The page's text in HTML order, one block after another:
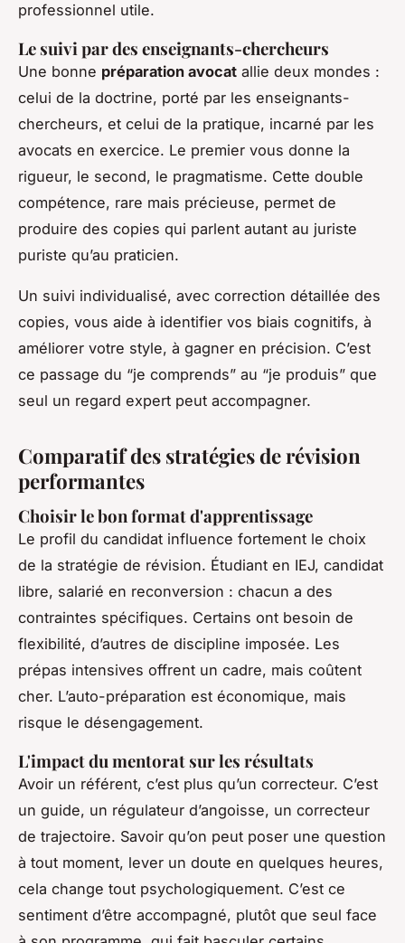
professionnel utile.
Le suivi par des enseignants-chercheurs
Une bonne préparation avocat allie deux mondes :
celui de la doctrine, porté par les enseignants-
chercheurs, et celui de la pratique, incarné par les
avocats en exercice. Le premier vous donne la
rigueur, le second, le pragmatisme. Cette double
compétence, rare mais précieuse, permet de
produire des copies qui parlent autant au juriste
puriste qu’au praticien.
Un suivi individualisé, avec correction détaillée des
copies, vous aide à identifier vos biais cognitifs, à
améliorer votre style, à gagner en précision. C’est
ce passage du “je comprends” au “je produis” que
seul un regard expert peut accompagner.
Comparatif des stratégies de révision
performantes
Choisir le bon format d'apprentissage
Le profil du candidat influence fortement le choix
de la stratégie de révision. Étudiant en IEJ, candidat
libre, salarié en reconversion : chacun a des
contraintes spécifiques. Certains ont besoin de
flexibilité, d’autres de discipline imposée. Les
prépas intensives offrent un cadre, mais coûtent
cher. L’auto-préparation est économique, mais
risque le désengagement.
L'impact du mentorat sur les résultats
Avoir un référent, c’est plus qu’un correcteur. C’est
un guide, un régulateur d’angoisse, un correcteur
de trajectoire. Savoir qu’on peut poser une question
à tout moment, lever un doute en quelques heures,
cela change tout psychologiquement. C’est ce
sentiment d’être accompagné, plutôt que seul face